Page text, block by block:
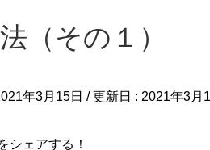
（その１）
年3月15日 / 更新日 : 2021年3月
シェアする！